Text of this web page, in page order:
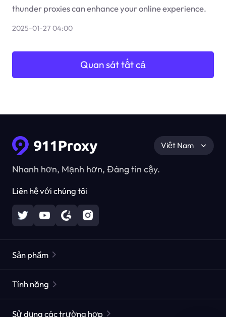
thunder proxies can enhance your online experience.
2025-01-27 04:00
Quan sát tất cả
Nhanh hơn, Mạnh hơn, Đáng tin cậy.
Liên hệ với chúng tôi
Việt Nam
Sản phẩm
Các proxy dân cư tĩnh
Tính năng
Sử dụng các trường hợp